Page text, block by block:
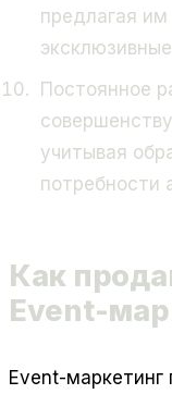
предлагая
Постоянное
учитывая
потребности
Как
Event-
Event-